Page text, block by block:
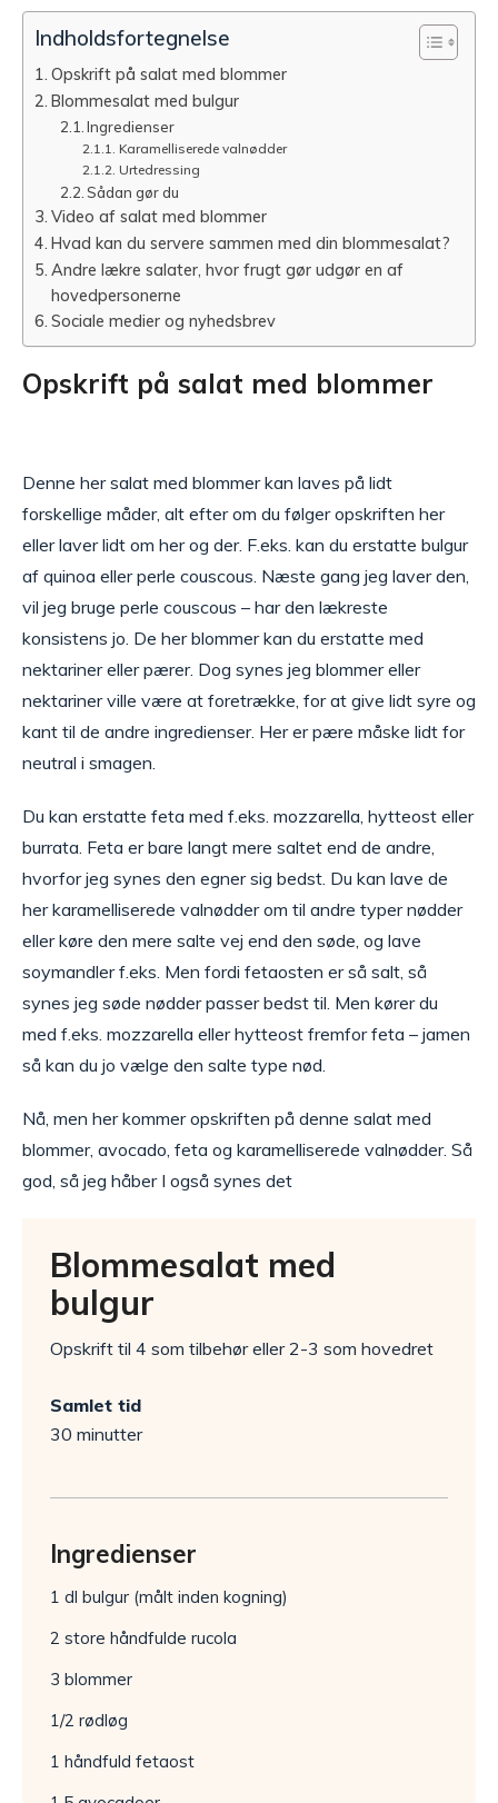
Indholdsfortegnelse
Opskrift på salat med blommer
Blommesalat med bulgur
Ingredienser
Karamelliserede valnødder
Urtedressing
Sådan gør du
Video af salat med blommer
Hvad kan du servere sammen med din blommesalat?
Andre lækre salater, hvor frugt gør udgør en af
hovedpersonerne
Sociale medier og nyhedsbrev
Opskrift på salat med blommer
Denne her salat med blommer kan laves på lidt
forskellige måder, alt efter om du følger opskriften her
eller laver lidt om her og der. F.eks. kan du erstatte bulgur
af quinoa eller perle couscous. Næste gang jeg laver den,
vil jeg bruge perle couscous – har den lækreste
konsistens jo. De her blommer kan du erstatte med
nektariner eller pærer. Dog synes jeg blommer eller
nektariner ville være at foretrække, for at give lidt syre og
kant til de andre ingredienser. Her er pære måske lidt for
neutral i smagen.
Du kan erstatte feta med f.eks. mozzarella, hytteost eller
burrata. Feta er bare langt mere saltet end de andre,
hvorfor jeg synes den egner sig bedst. Du kan lave de
her karamelliserede valnødder om til andre typer nødder
eller køre den mere salte vej end den søde, og lave
soymandler f.eks. Men fordi fetaosten er så salt, så
synes jeg søde nødder passer bedst til. Men kører du
med f.eks. mozzarella eller hytteost fremfor feta – jamen
så kan du jo vælge den salte type nød.
Nå, men her kommer opskriften på denne salat med
blommer, avocado, feta og karamelliserede valnødder. Så
god, så jeg håber I også synes det
Blommesalat med
bulgur
Opskrift til 4 som tilbehør eller 2-3 som hovedret
Samlet tid
30 minutter
Ingredienser
1 dl bulgur (målt inden kogning)
2 store håndfulde rucola
3 blommer
1/2 rødløg
1 håndfuld fetaost